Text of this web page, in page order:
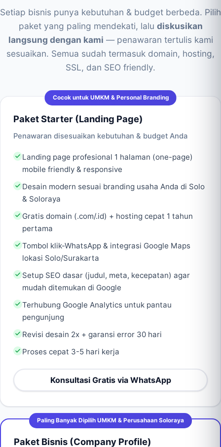
Setiap bisnis punya kebutuhan & budget berbeda. Pilih
paket yang paling mendekati, lalu diskusikan
langsung dengan kami — penawaran tertulis kami
sesuaikan. Semua sudah termasuk domain, hosting,
SSL, dan SEO friendly.
Cocok untuk UMKM & Personal Branding
Paket Starter (Landing Page)
Penawaran disesuaikan kebutuhan & budget Anda
Landing page profesional 1 halaman (one-page)
mobile friendly & responsive
Desain modern sesuai branding usaha Anda di Solo
& Soloraya
Gratis domain (.com/.id) + hosting cepat 1 tahun
pertama
Tombol klik-WhatsApp & integrasi Google Maps
lokasi Solo/Surakarta
Setup SEO dasar (judul, meta, kecepatan) agar
mudah ditemukan di Google
Terhubung Google Analytics untuk pantau
pengunjung
Revisi desain 2x + garansi error 30 hari
Proses cepat 3-5 hari kerja
Konsultasi Gratis via WhatsApp
Paling Banyak Dipilih UMKM & Perusahaan Soloraya
Paket Bisnis (Company Profile)